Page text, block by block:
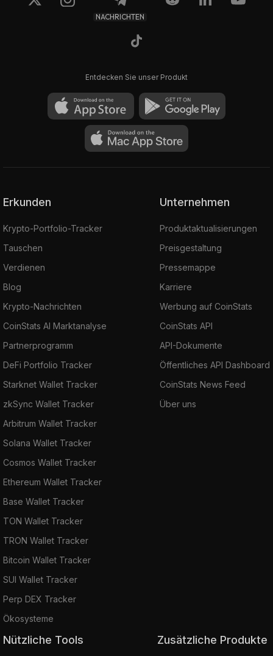
NACHRICHTEN
Entdecken Sie unser Produkt
Erkunden
Krypto-Portfolio-Tracker
Tauschen
Verdienen
Blog
Krypto-Nachrichten
CoinStats AI Marktanalyse
Partnerprogramm
DeFi Portfolio Tracker
Starknet Wallet Tracker
zkSync Wallet Tracker
Arbitrum Wallet Tracker
Solana Wallet Tracker
Cosmos Wallet Tracker
Ethereum Wallet Tracker
Base Wallet Tracker
TON Wallet Tracker
TRON Wallet Tracker
Bitcoin Wallet Tracker
SUI Wallet Tracker
Perp DEX Tracker
Ökosysteme
Unternehmen
Produktaktualisierungen
Preisgestaltung
Pressemappe
Karriere
Werbung auf CoinStats
CoinStats API
API-Dokumente
Öffentliches API Dashboard
CoinStats News Feed
Über uns
Nützliche Tools Zusätzliche Produkte